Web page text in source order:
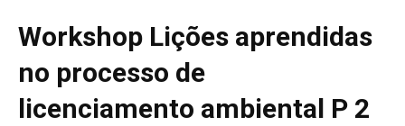
Workshop Lições aprendidas
no processo de
licenciamento ambiental P 2